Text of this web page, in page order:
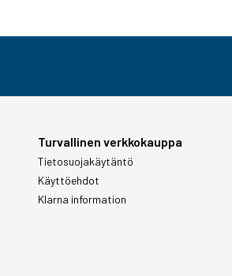
Turvallinen verkkokauppa
Tietosuojakäytäntö
Käyttöehdot
Klarna information